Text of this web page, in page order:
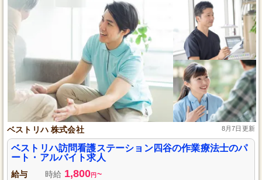
ベストリハ 株式会社 8月7日更新
ベストリハ訪問看護ステーション四谷の作業療法士のパ
ート・アルバイト求人
給与 時給 1,800円 ~